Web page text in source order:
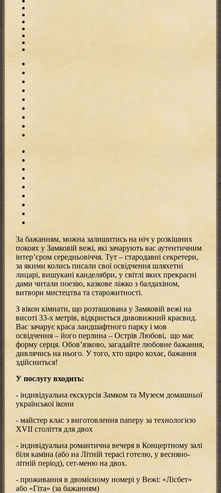
За бажанням, можна залишитись на ніч у розкішних
покоях у Замковій вежі, які зачарують вас аутентичним
інтер’єром середньовіччя. Тут – стародавні секретери,
за якими колись писали свої освідчення шляхетні
лицарі, вишукані канделябри, у світлі яких прекрасні
дами читали поезію, казкове ліжко з балдахіном,
витвори мистецтва та старожитності.
З вікон кімнати, що розташована у Замковій вежі на
висоті 33-х метрів, відкриється дивовижний краєвид.
Вас зачарує краса ландшафтного парку і мов
освідчення – його перлина – Острів Любові, що має
форму серця. Обов’язково, загадайте любовне бажання,
дивлячись на нього. У того, хто щиро кохає, бажання
здійсниться!
У послугу входить:
- індивідуальна екскурсія Замком та Музеєм домашньої
української ікони
- майстер клас з виготовлення паперу за технологією
ХVII століття для двох
- індивідуальна романтична вечеря в Концертному залі
біля каміна (або на Літній терасі готелю, у весняно-
літній період), сет-меню на двох.
- проживання в двомісному номері у Вежі: «Лісбет»
або «Гіта» (за бажанням)